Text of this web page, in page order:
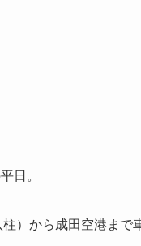
日。
）から成田空港まで